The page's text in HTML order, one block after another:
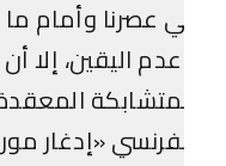
عصرنا وأمام ما
اليقين، إلا أن
المعقدة»